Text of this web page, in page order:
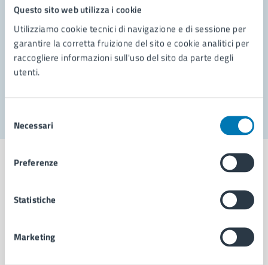
Questo sito web utilizza i cookie
Utilizziamo cookie tecnici di navigazione e di sessione per
garantire la corretta fruizione del sito e cookie analitici per
raccogliere informazioni sull'uso del sito da parte degli
utenti.
delNecessari
Preferenze
Statistiche
Marketing
Richiedi assistenza
Prenota appuntamento
Problemi in città
Comune di Napoli
AMMINISTRAZIONE